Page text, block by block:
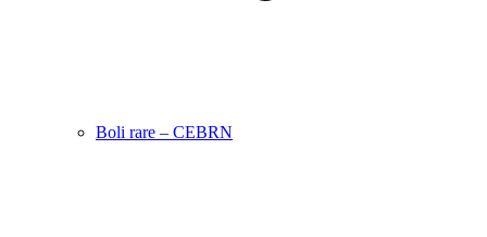
Boli rare – CEBRN